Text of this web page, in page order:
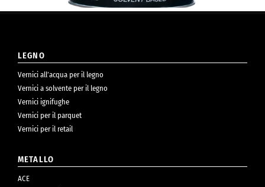
LEGNO
Vernici all’acqua per il legno
Vernici a solvente per il legno
Vernici ignifughe
Vernici per il parquet
Vernici per il retail
METALLO
ACE